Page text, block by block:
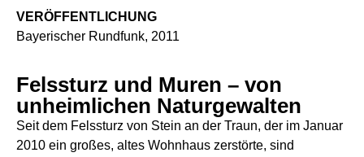
VERÖFFENTLICHUNG
Bayerischer Rundfunk, 2011
Felssturz und Muren – von
unheimlichen Naturgewalten
Seit dem Felssturz von Stein an der Traun, der im Januar
2010 ein großes, altes Wohnhaus zerstörte, sind